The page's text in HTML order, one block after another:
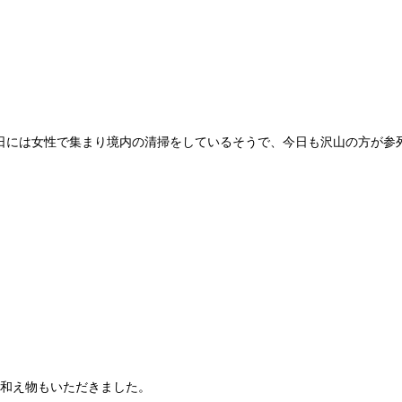
は女性で集まり境内の清掃をしているそうで、今日も沢山の方が参
え物もいただきました。